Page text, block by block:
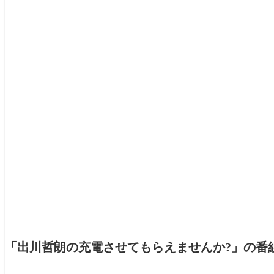
「出川哲朗の充電させてもらえませんか?」の番